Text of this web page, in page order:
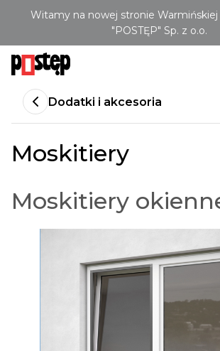
Witamy na nowej stronie Warmińskiej
"POSTĘP" Sp. z o.o.
Dodatki i akcesoria
Moskitiery
Moskitiery